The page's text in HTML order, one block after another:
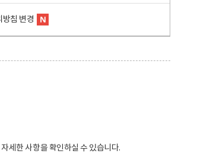
방침 변경
자세한 사항을 확인하실 수 있습니다.